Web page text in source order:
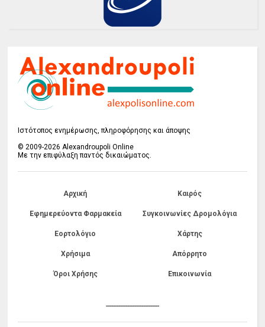
Ιστότοπος ενημέρωσης, πληροφόρησης και άποψης
© 2009-2026 Alexandroupoli Online
Με την επιφύλαξη παντός δικαιώματος.
Αρχική Καιρός
Εφημερεύοντα Φαρμακεία Συγκοινωνίες Δρομολόγια
Εορτολόγιο Χάρτης
Χρήσιμα Απόρρητο
Όροι Χρήσης Επικοινωνία
------------------------------